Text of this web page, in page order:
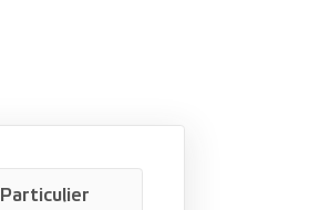
Particulier